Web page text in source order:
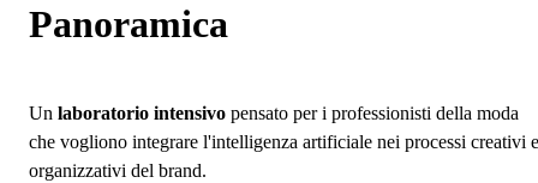
Programma
Docenti
Panoramica
Un laboratorio intensivo pensato per i professionisti della moda
che vogliono integrare l'intelligenza artificiale nei processi creativi e
organizzativi del brand.